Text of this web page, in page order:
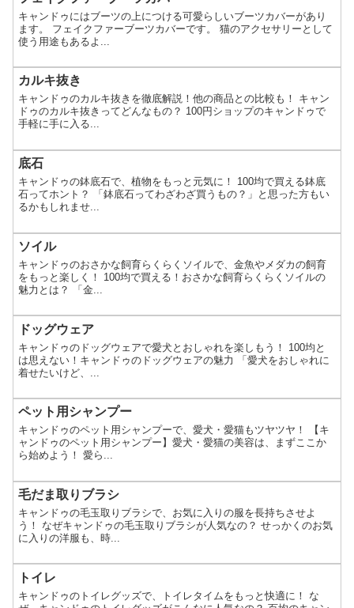
キャンドゥにはブーツの上につける可愛らしいブーツカバーがあり
ます。 フェイクファーブーツカバーです。 猫のアクセサリーとして
使う用途もあるよ...
カルキ抜き
キャンドゥのカルキ抜きを徹底解説！他の商品との比較も！ キャン
ドゥのカルキ抜きってどんなもの？ 100円ショップのキャンドゥで
手軽に手に入る...
底石
キャンドゥの鉢底石で、植物をもっと元気に！ 100均で買える鉢底
石ってホント？ 「鉢底石ってわざわざ買うもの？」と思った方もい
るかもしれませ...
ソイル
キャンドゥのおさかな飼育らくらくソイルで、金魚やメダカの飼育
をもっと楽しく！ 100均で買える！おさかな飼育らくらくソイルの
魅力とは？ 「金...
ドッグウェア
キャンドゥのドッグウェアで愛犬とおしゃれを楽しもう！ 100均と
は思えない！キャンドゥのドッグウェアの魅力 「愛犬をおしゃれに
着せたいけど、...
ペット用シャンプー
キャンドゥのペット用シャンプーで、愛犬・愛猫もツヤツヤ！ 【キ
ャンドゥのペット用シャンプー】愛犬・愛猫の美容は、まずここか
ら始めよう！ 愛ら...
毛だま取りブラシ
キャンドゥの毛玉取りブラシで、お気に入りの服を長持ちさせよ
う！ なぜキャンドゥの毛玉取りブラシが人気なの？ せっかくのお気
に入りの洋服も、時...
トイレ
キャンドゥのトイレグッズで、トイレタイムをもっと快適に！ な